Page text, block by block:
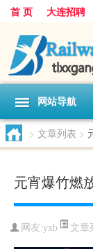
首 页 大连招聘
网站导航
> 文章列表 >
元宵爆竹燃
网友:yxb 文章